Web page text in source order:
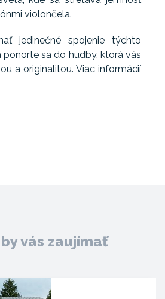
violončela.
jedinečné spojenie týchto
sa do hudby, ktorá vás
a originalitou. Viac informácií
vás zaujímať